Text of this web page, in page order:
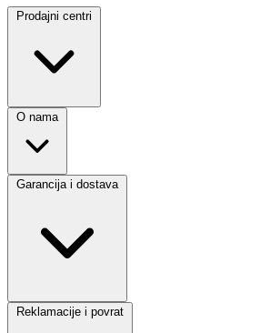
Prodajni centri
O nama
Garancija i dostava
Reklamacije i povrat